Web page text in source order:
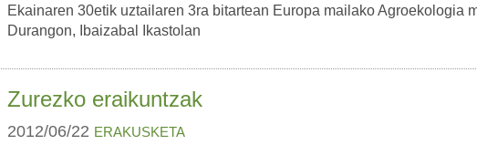
Ekainaren 30etik uztailaren 3ra bitartean Europa mailako Agroekologia
Durangon, Ibaizabal Ikastolan
Zurezko eraikuntzak
2012/06/22 ERAKUSKETA